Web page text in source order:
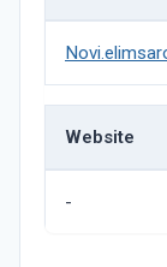
Website
-